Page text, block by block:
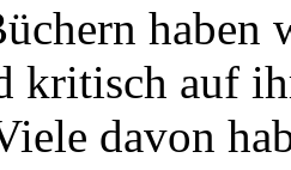
haben
kritisch auf
davon